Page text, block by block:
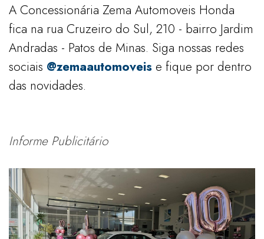
A Concessionária Zema Automoveis Honda
fica na rua Cruzeiro do Sul, 210 - bairro Jardim
Andradas - Patos de Minas. Siga nossas redes
sociais @zemaautomoveis e fique por dentro
das novidades.
Informe Publicitário